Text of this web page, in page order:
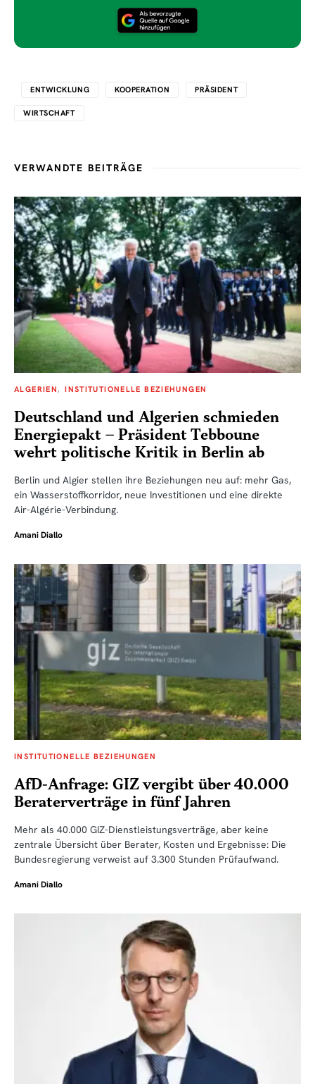
ENTWICKLUNG KOOPERATION PRÄSIDENT
WIRTSCHAFT
VERWANDTE BEITRÄGE
ALGERIEN INSTITUTIONELLE BEZIEHUNGEN
Deutschland und Algerien schmieden
Energiepakt – Präsident Tebboune
wehrt politische Kritik in Berlin ab
Berlin und Algier stellen ihre Beziehungen neu auf: mehr Gas,
ein Wasserstoffkorridor, neue Investitionen und eine direkte
Air-Algérie-Verbindung.
Amani Diallo
INSTITUTIONELLE BEZIEHUNGEN
AfD-Anfrage: GIZ vergibt über 40.000
Beraterverträge in fünf Jahren
Mehr als 40.000 GIZ-Dienstleistungsverträge, aber keine
zentrale Übersicht über Berater, Kosten und Ergebnisse: Die
Bundesregierung verweist auf 3.300 Stunden Prüfaufwand.
Amani Diallo